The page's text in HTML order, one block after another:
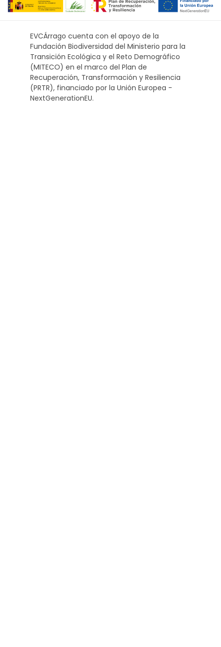
EVCÁrrago cuenta con el apoyo de la
Fundación Biodiversidad del Ministerio para la
Transición Ecológica y el Reto Demográfico
(MITECO) en el marco del Plan de
Recuperación, Transformación y Resiliencia
(PRTR), financiado por la Unión Europea -
NextGenerationEU.